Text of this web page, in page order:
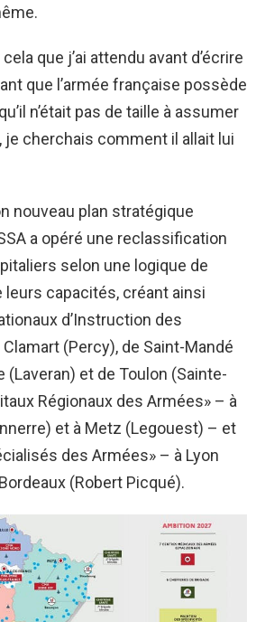
cela que j’ai attendu avant d’écrire
que l’armée française possède
n’était pas de taille à assumer
cherchais comment il allait lui
nouveau plan stratégique
a opéré une reclassification
selon une logique de
leurs capacités, créant ainsi
d’Instruction des
(Percy), de Saint-Mandé
(Laveran) et de Toulon (Sainte-
Régionaux des Armées» – à
et à Metz (Legouest) – et
des Armées» – à Lyon
(Robert Picqué).